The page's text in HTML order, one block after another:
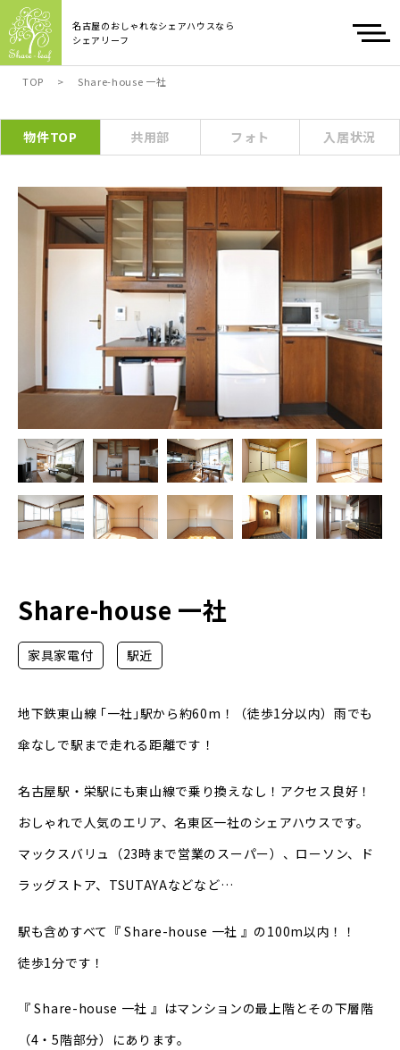
名古屋のおしゃれなシェアハウスなら
シェアリーフ
TOP > Share-house 一社
物件TOP 共用部 フォト 入居状況
Share-house 一社
家具家電付 駅近
地下鉄東山線 ｢一社｣駅から約60m！（徒歩1分以内）雨でも
傘なしで駅まで走れる距離です！
名古屋駅・栄駅にも東山線で乗り換えなし！アクセス良好！
おしゃれで人気のエリア、名東区一社のシェアハウスです。
マックスバリュ（23時まで営業のスーパー）、ローソン、ド
ラッグストア、TSUTAYAなどなど…
駅も含めすべて『 Share-house 一社 』の100m以内！！
徒歩1分です！
『 Share-house 一社 』はマンションの最上階とその下層階
（4・5階部分）にあります。